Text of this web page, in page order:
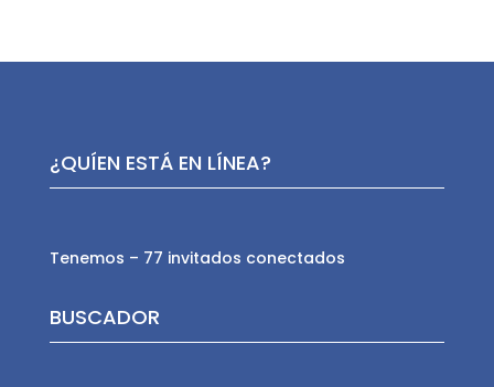
¿QUÍEN ESTÁ EN LÍNEA?
Tenemos – 77 invitados conectados
BUSCADOR